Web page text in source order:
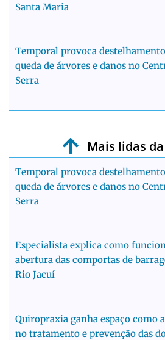
Santa Maria
Temporal provoca
queda de árvores e danos no
Serra
Mais lidas
Temporal provoca
queda de árvores e danos no
Serra
Especialista explica como
abertura das comportas de
Rio Jacuí
Quiropraxia ganha espaço como
no tratamento e prevenção das